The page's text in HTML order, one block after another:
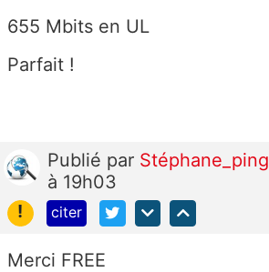
655 Mbits en UL
Parfait !
Publié par Stéphane_ping
à 19h03
!
citer
Merci FREE